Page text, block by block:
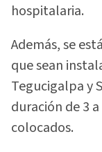
hospitalaria.
Además, se
que sean
Tegucigalpa y
duración de 3
colocados.